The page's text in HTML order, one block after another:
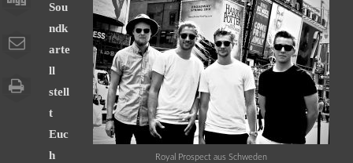
Royal Prospect aus Schweden
Sou
ndk
arte
ll
stell
t
Euc
h